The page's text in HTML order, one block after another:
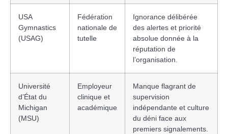
USA
Gymnastics
(USAG)
Fédération
nationale de
tutelle
Ignorance délibérée
des alertes et priorité
absolue donnée à la
réputation de
l’organisation.
Université
d’État du
Michigan
(MSU)
Employeur
clinique et
académique
Manque flagrant de
supervision
indépendante et culture
du déni face aux
premiers signalements.